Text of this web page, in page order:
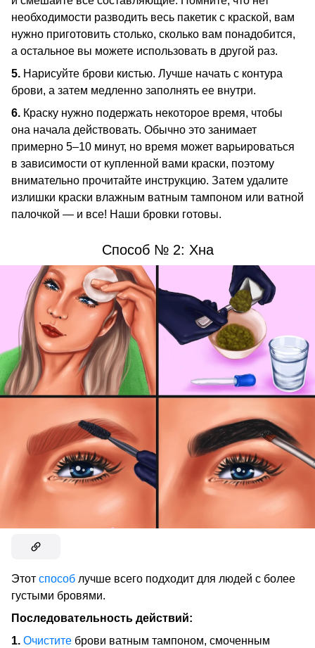
необходимости разводить весь пакетик с краской, вам
нужно приготовить столько, сколько вам понадобится,
а остальное вы можете использовать в другой раз.
5. Нарисуйте брови кистью. Лучше начать с контура
брови, а затем медленно заполнять ее внутри.
6. Краску нужно подержать некоторое время, чтобы
она начала действовать. Обычно это занимает
примерно 5–10 минут, но время может варьироваться
в зависимости от купленной вами краски, поэтому
внимательно прочитайте инструкцию. Затем удалите
излишки краски влажным ватным тампоном или ватной
палочкой — и все! Наши бровки готовы.
Способ № 2: Хна
Этот способ лучше всего подходит для людей с более
густыми бровями.
Последовательность действий:
1. Очистите брови ватным тампоном, смоченным